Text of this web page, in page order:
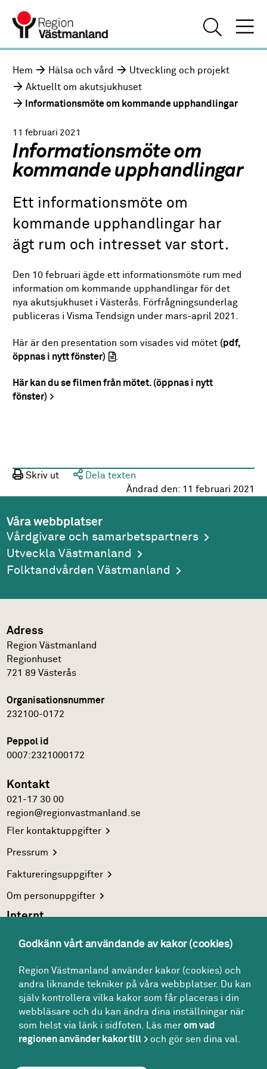
Hem Hälsa och vård
Utveckling och projekt
Aktuellt om akutsjukhuset
Informationsmöte om kommande upphandlingar
11 februari 2021
Informationsmöte om
kommande upphandlingar
Ett informationsmöte om
kommande upphandlingar har
ägt rum och intresset var stort.
Den 10 februari ägde ett informationsmöte rum med
information om kommande upphandlingar för det
nya akutsjukhuset i Västerås. Förfrågningsunderlag
publiceras i Visma Tendsign under mars-april 2021.
Här är den presentation som visades vid mötet (pdf,
öppnas i nytt fönster)
.
Här kan du se filmen från mötet. (öppnas i nytt
fönster)
Skriv ut
Dela texten
Ändrad den: 11 februari 2021
Våra webbplatser
Vårdgivare och samarbetspartners
Utveckla Västmanland
Folktandvården Västmanland
Adress
Region Västmanland
Regionhuset
721 89 Västerås
Organisationsnummer
232100-0172
Peppol id
0007:2321000172
Kontakt
021-17 30 00
region@regionvastmanland.se
Flerkontaktuppgifter
Pressrum
Faktureringsuppgifter
Om personuppgifter
Internt
Internasystem
Följ oss
Facebook
Godkänn vårt användande av kakor (cookies)
Region Västmanland använder kakor (cookies) och
andra liknande tekniker på våra webbplatser. Du kan
själv kontrollera vilka kakor som får placeras i din
webbläsare och du kan ändra dina inställningar när
som helst via länk i sidfoten. Läs merom vad
regionen använder kakor till
och gör sen dina val.